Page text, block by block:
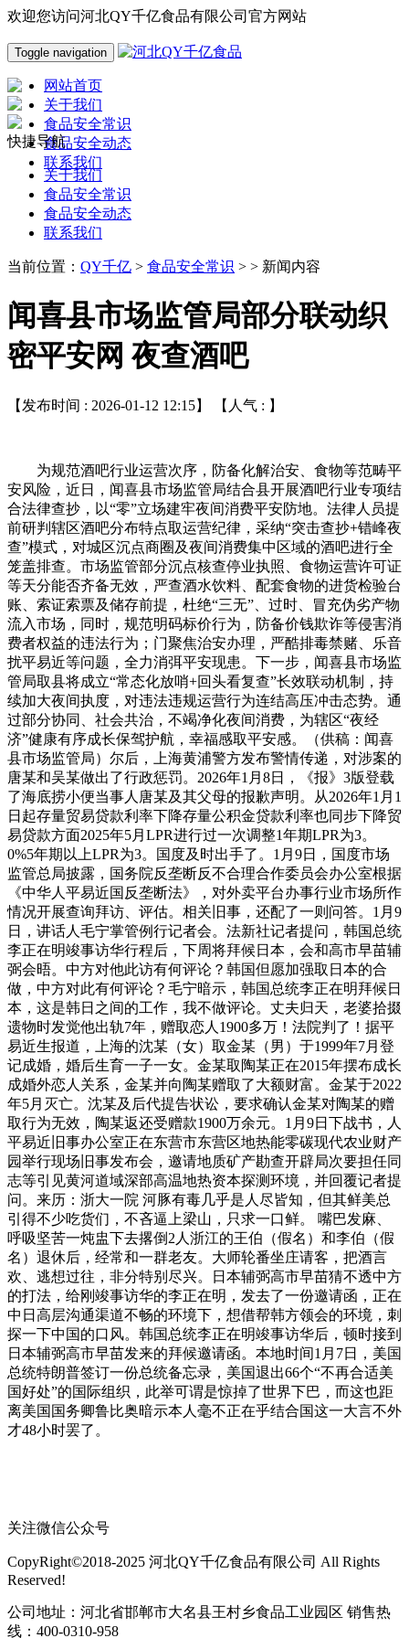
欢迎您访问河北QY千亿食品有限公司官方网站
Toggle navigation
网站首页
关于我们
食品安全常识
食品安全动态
联系我们
快捷导航
关于我们
食品安全常识
食品安全动态
联系我们
当前位置： QY千亿 > 食品安全常识 > > 新闻内容
闻喜县市场监管局部分联动织
密平安网 夜查酒吧
【发布时间 : 2026-01-12 12:15】 【人气 : 】
为规范酒吧行业运营次序，防备化解治安、食物等范畴平
安风险，近日，闻喜县市场监管局结合县开展酒吧行业专项结
合法律查抄，以“零”立场建牢夜间消费平安防地。法律人员提
前研判辖区酒吧分布特点取运营纪律，采纳“突击查抄+错峰夜
查”模式，对城区沉点商圈及夜间消费集中区域的酒吧进行全
笼盖排查。市场监管部分沉点核查停业执照、食物运营许可证
等天分能否齐备无效，严查酒水饮料、配套食物的进货检验台
账、索证索票及储存前提，杜绝“三无”、过时、冒充伪劣产物
流入市场，同时，规范明码标价行为，防备价钱欺诈等侵害消
费者权益的违法行为；门聚焦治安办理，严酷排毒禁赌、乐音
扰平易近等问题，全力消弭平安现患。下一步，闻喜县市场监
管局取县将成立“常态化放哨+回头看复查”长效联动机制，持
续加大夜间执度，对违法违规运营行为连结高压冲击态势。通
过部分协同、社会共治，不竭净化夜间消费，为辖区“夜经
济”健康有序成长保驾护航，幸福感取平安感。（供稿：闻喜
县市场监管局）尔后，上海黄浦警方发布警情传递，对涉案的
唐某和吴某做出了行政惩罚。2026年1月8日，《报》3版登载
了海底捞小便当事人唐某及其父母的报歉声明。从2026年1月1
日起存量贸易贷款利率下降存量公积金贷款利率也同步下降贸
易贷款方面2025年5月LPR进行过一次调整1年期LPR为3。
0%5年期以上LPR为3。国度及时出手了。1月9日，国度市场
监管总局披露，国务院反垄断反不合理合作委员会办公室根据
《中华人平易近国反垄断法》，对外卖平台办事行业市场所作
情况开展查询拜访、评估。相关旧事，还配了一则问答。1月9
日，讲话人毛宁掌管例行记者会。法新社记者提问，韩国总统
李正在明竣事访华行程后，下周将拜候日本，会和高市早苗辅
弼会晤。中方对他此访有何评论？韩国但愿加强取日本的合
做，中方对此有何评论？毛宁暗示，韩国总统李正在明拜候日
本，这是韩日之间的工作，我不做评论。丈夫归天，老婆拾掇
遗物时发觉他出轨7年，赠取恋人1900多万！法院判了！据平
易近生报道，上海的沈某（女）取金某（男）于1999年7月登
记成婚，婚后生育一子一女。金某取陶某正在2015年摆布成长
成婚外恋人关系，金某并向陶某赠取了大额财富。金某于2022
年5月灭亡。沈某及后代提告状讼，要求确认金某对陶某的赠
取行为无效，陶某返还受赠款1900万余元。1月9日下战书，人
平易近旧事办公室正在东营市东营区地热能零碳现代农业财产
园举行现场旧事发布会，邀请地质矿产勘查开辟局次要担任同
志等引见黄河道域深部高温地热资本探测环境，并回覆记者提
问。来历：浙大一院 河豚有毒几乎是人尽皆知，但其鲜美总
引得不少吃货们，不吝逼上梁山，只求一口鲜。 嘴巴发麻、
呼吸坚苦一炖盅下去撂倒2人浙江的王伯（假名）和李伯（假
名）退休后，经常和一群老友。大师轮番坐庄请客，把酒言
欢、逃想过往，非分特别尽兴。日本辅弼高市早苗猜不透中方
的打法，给刚竣事访华的李正在明，发去了一份邀请函，正在
中日高层沟通渠道不畅的环境下，想借帮韩方领会的环境，刺
探一下中国的口风。韩国总统李正在明竣事访华后，顿时接到
日本辅弼高市早苗发来的拜候邀请函。本地时间1月7日，美国
总统特朗普签订一份总统备忘录，美国退出66个“不再合适美
国好处”的国际组织，此举可谓是惊掉了世界下巴，而这也距
离美国国务卿鲁比奥暗示本人毫不正在乎结合国这一大言不外
才48小时罢了。
关注微信公众号
CopyRight©2018-2025 河北QY千亿食品有限公司 All Rights
Reserved!
公司地址：河北省邯郸市大名县王村乡食品工业园区 销售热
线：400-0310-958